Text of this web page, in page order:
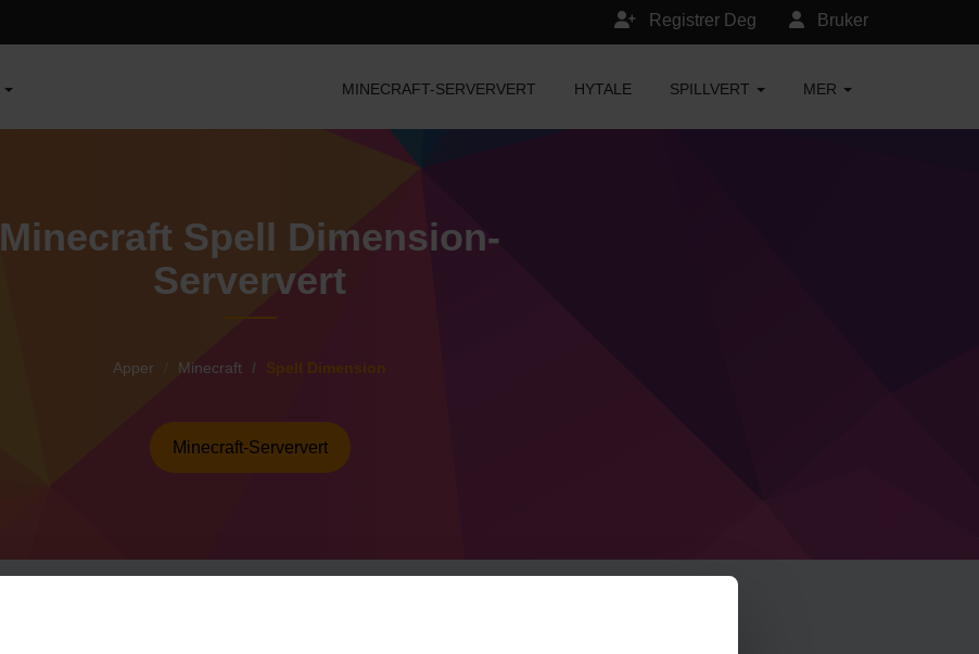
Bruker
Registrer Deg
MINECRAFT-SERVERVERT HYTALE SPILLVERT MER
Minecraft Spell Dimension-
Serververt
Apper Minecraft Spell Dimension
Minecraft-Serververt